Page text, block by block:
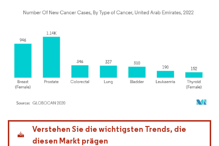
Bild © Mordor Intelligence. Wiederverwendung erfordert Namensnennung gemäß
Verstehen Sie die wichtigsten Trends, die
diesen Markt prägen